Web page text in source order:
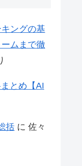
ングの基
ムまで徹
とめ【AI
括 に 佐々